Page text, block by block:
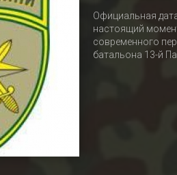
Официальная
настоящий
современного
батальона 13-й